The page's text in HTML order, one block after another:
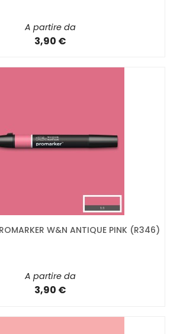
A partire da
3,90 €
W&N ANTIQUE PINK (R346)
A partire da
3,90 €